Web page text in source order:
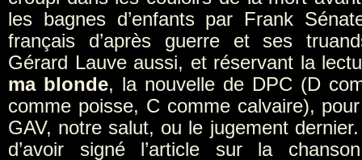
les bagnes d’enfants par Frank
français d’après guerre et ses
Gérard Lauve aussi, et réservant la
ma blonde, la nouvelle de DPC (D
comme poisse, C comme calvaire),
GAV, notre salut, ou le jugement
d’avoir signé l’article sur la